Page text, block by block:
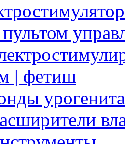
пультом
| фетиш